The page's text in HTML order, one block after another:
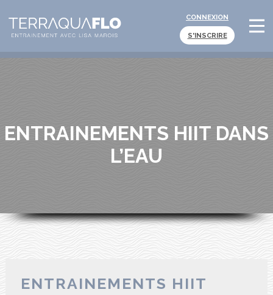
CONNEXION
S'INSCRIRE
ENTRAINEMENTS HIIT DANS
L’EAU
ENTRAINEMENTS HIIT